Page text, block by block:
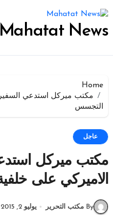
إلى
المحتوى
Mahatat News
Home
مكتب ميركل استدعي
التجسس
عاجل
مكتب ميركل
الاميركي على
By مكتب التحرير يوليو 2, 2015